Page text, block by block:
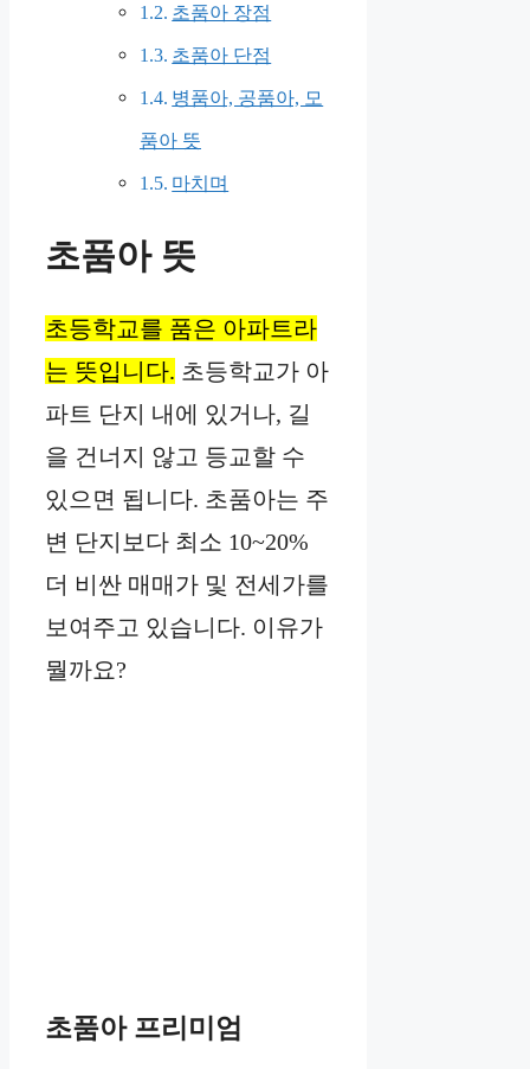
초품아 장점
초품아 단점
병품아, 공품아, 모
품아 뜻
마치며
초품아 뜻
초등학교를 품은 아파트라
는 뜻입니다. 초등학교가 아
파트 단지 내에 있거나, 길
을 건너지 않고 등교할 수
있으면 됩니다. 초품아는 주
변 단지보다 최소 10~20%
더 비싼 매매가 및 전세가를
보여주고 있습니다. 이유가
뭘까요?
초품아 프리미엄